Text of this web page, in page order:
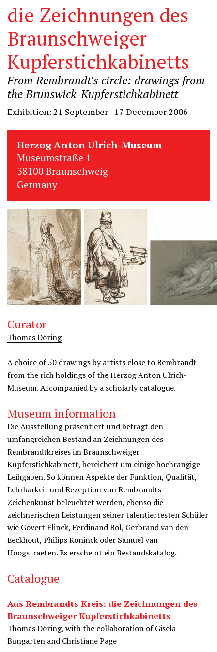
die Zeichnungen des
Braunschweiger
Kupferstichkabinetts
From Rembrandt's circle: drawings from
the Brunswick-Kupferstichkabinett
Exhibition: 21 September - 17 December 2006
Herzog Anton Ulrich-Museum
Museumstraße 1
38100 Braunschweig
Germany
Curator
Thomas Döring
A choice of 50 drawings by artists close to Rembrandt
from the rich holdings of the Herzog Anton Ulrich-
Museum. Accompanied by a scholarly catalogue.
Museum information
Die Ausstellung präsentiert und befragt den
umfangreichen Bestand an Zeichnungen des
Rembrandtkreises im Braunschweiger
Kupferstichkabinett, bereichert um einige hochrangige
Leihgaben. So können Aspekte der Funktion, Qualität,
Lehrbarkeit und Rezeption von Rembrandts
Zeichenkunst beleuchtet werden, ebenso die
zeichnerischen Leistungen seiner talentiertesten Schüler
wie Govert Flinck, Ferdinand Bol, Gerbrand van den
Eeckhout, Philips Koninck oder Samuel van
Hoogstraeten. Es erscheint ein Bestandskatalog.
Catalogue
Aus Rembrandts Kreis: die Zeichnungen des
Braunschweiger Kupferstichkabinetts
Thomas Döring, with the collaboration of Gisela
Bungarten and Christiane Page